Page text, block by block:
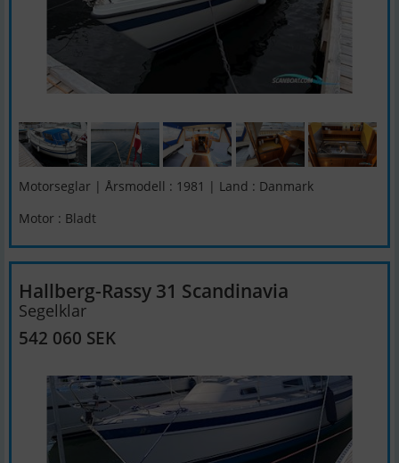
Motorseglar | Årsmodell : 1981 | Land : Danmark
Motor : Bladt
Hallberg-Rassy 31 Scandinavia
Segelklar
542 060 SEK